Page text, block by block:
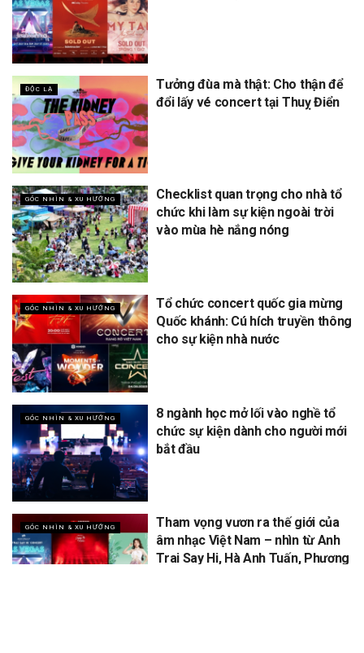
ĐỘC LẠ
Tưởng đùa mà thật: Cho thận để
đổi lấy vé concert tại Thuỵ Điển
GÓC NHÌN & XU HƯỚNG
Checklist quan trọng cho nhà tổ
chức khi làm sự kiện ngoài trời
vào mùa hè nắng nóng
GÓC NHÌN & XU HƯỚNG
Tổ chức concert quốc gia mừng
Quốc khánh: Cú hích truyền thông
cho sự kiện nhà nước
GÓC NHÌN & XU HƯỚNG
8 ngành học mở lối vào nghề tổ
chức sự kiện dành cho người mới
bắt đầu
GÓC NHÌN & XU HƯỚNG
Tham vọng vươn ra thế giới của
âm nhạc Việt Nam – nhìn từ Anh
Trai Say Hi, Hà Anh Tuấn, Phương